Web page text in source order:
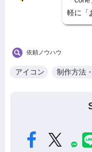
軽に「
依頼ノウハウ
アイコン 制作方法